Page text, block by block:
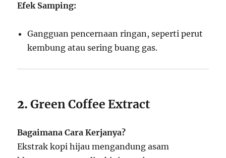
Efek Samping:
Gangguan pencernaan ringan, seperti perut
kembung atau sering buang gas.
2.Green Coffee Extract
Bagaimana Cara Kerjanya?
Ekstrak kopi hijau mengandung asam